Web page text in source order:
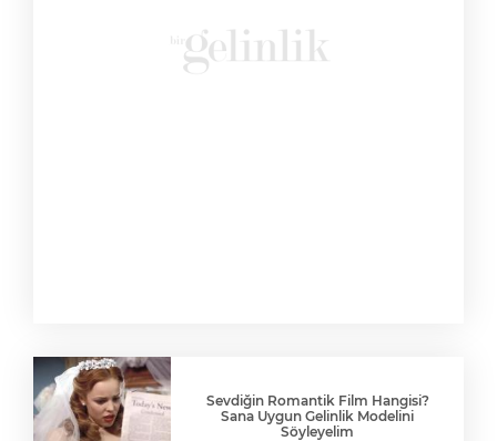
Sevdiğin Romantik Film Hangisi?
Sana Uygun Gelinlik Modelini
Söyleyelim